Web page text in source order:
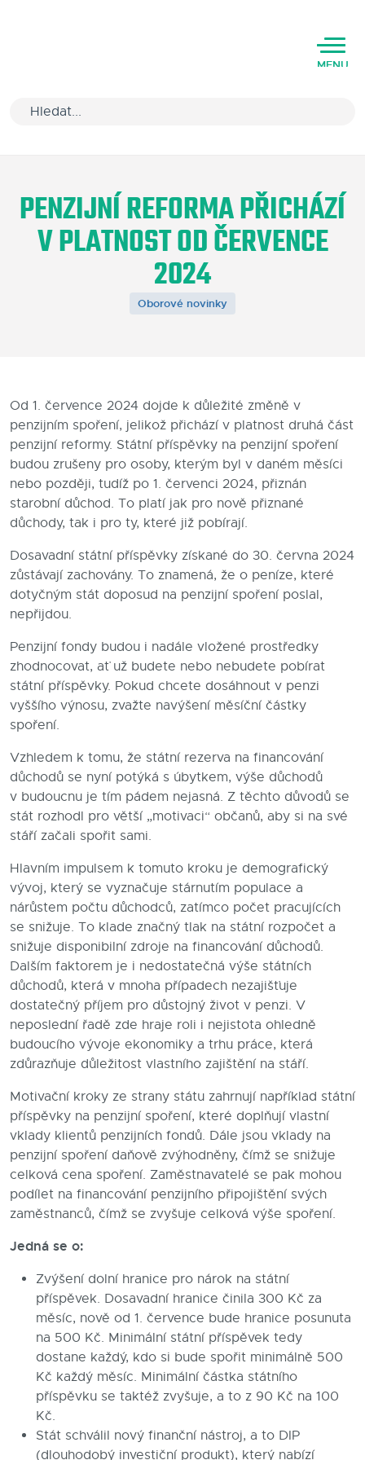
MENU
Varianty software
Školení
Podpora
Kontakty
PENZIJNÍ REFORMA PŘICHÁZÍ
V PLATNOST OD ČERVENCE
2024
Oborové novinky
Od 1. července 2024 dojde k důležité změně v
penzijním spoření, jelikož přichází v platnost druhá část
penzijní reformy. Státní příspěvky na penzijní spoření
budou zrušeny pro osoby, kterým byl v daném měsíci
nebo později, tudíž po 1. červenci 2024, přiznán
starobní důchod. To platí jak pro nově přiznané
důchody, tak i pro ty, které již pobírají.
Dosavadní státní příspěvky získané do 30. června 2024
zůstávají zachovány. To znamená, že o peníze, které
dotyčným stát doposud na penzijní spoření poslal,
nepřijdou.
Penzijní fondy budou i nadále vložené prostředky
zhodnocovat, ať už budete nebo nebudete pobírat
státní příspěvky. Pokud chcete dosáhnout v penzi
vyššího výnosu, zvažte navýšení měsíční částky
spoření.
Vzhledem k tomu, že státní rezerva na financování
důchodů se nyní potýká s úbytkem, výše důchodů
v budoucnu je tím pádem nejasná. Z těchto důvodů se
stát rozhodl pro větší „motivaci“ občanů, aby si na své
stáří začali spořit sami.
Hlavním impulsem k tomuto kroku je demografický
vývoj, který se vyznačuje stárnutím populace a
nárůstem počtu důchodců, zatímco počet pracujících
se snižuje. To klade značný tlak na státní rozpočet a
snižuje disponibilní zdroje na financování důchodů.
Dalším faktorem je i nedostatečná výše státních
důchodů, která v mnoha případech nezajišťuje
dostatečný příjem pro důstojný život v penzi. V
neposlední řadě zde hraje roli i nejistota ohledně
budoucího vývoje ekonomiky a trhu práce, která
zdůrazňuje důležitost vlastního zajištění na stáří.
Motivační kroky ze strany státu zahrnují například státní
příspěvky na penzijní spoření, které doplňují vlastní
vklady klientů penzijních fondů. Dále jsou vklady na
penzijní spoření daňově zvýhodněny, čímž se snižuje
celková cena spoření. Zaměstnavatelé se pak mohou
podílet na financování penzijního připojištění svých
zaměstnanců, čímž se zvyšuje celková výše spoření.
Jedná se o:
Zvýšení dolní hranice pro nárok na státní
příspěvek. Dosavadní hranice činila 300 Kč za
měsíc, nově od 1. července bude hranice posunuta
na 500 Kč. Minimální státní příspěvek tedy
dostane každý, kdo si bude spořit minimálně 500
Kč každý měsíc. Minimální částka státního
příspěvku se taktéž zvyšuje, a to z 90 Kč na 100
Kč.
Stát schválil nový finanční nástroj, a to DIP
(dlouhodobý investiční produkt), který nabízí